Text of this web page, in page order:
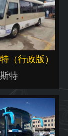
（行政版）
特